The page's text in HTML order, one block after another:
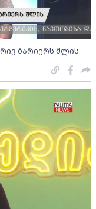
ბარიერს შლის